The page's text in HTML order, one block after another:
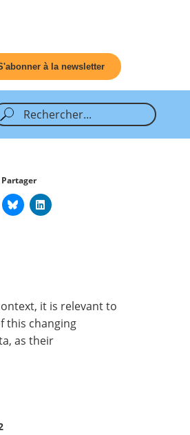
à la newsletter
Partager
it is relevant to
this changing
as their